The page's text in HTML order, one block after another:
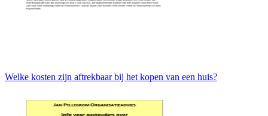
Welke kosten zijn aftrekbaar bij het kopen van een huis?